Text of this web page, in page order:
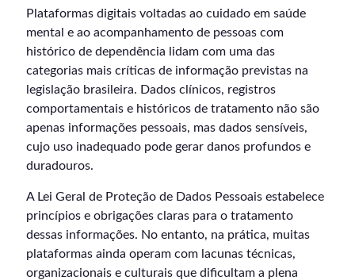
Plataformas digitais voltadas ao cuidado em saúde
mental e ao acompanhamento de pessoas com
histórico de dependência lidam com uma das
categorias mais críticas de informação previstas na
legislação brasileira. Dados clínicos, registros
comportamentais e históricos de tratamento não são
apenas informações pessoais, mas dados sensíveis,
cujo uso inadequado pode gerar danos profundos e
duradouros.
A Lei Geral de Proteção de Dados Pessoais estabelece
princípios e obrigações claras para o tratamento
dessas informações. No entanto, na prática, muitas
plataformas ainda operam com lacunas técnicas,
organizacionais e culturais que dificultam a plena